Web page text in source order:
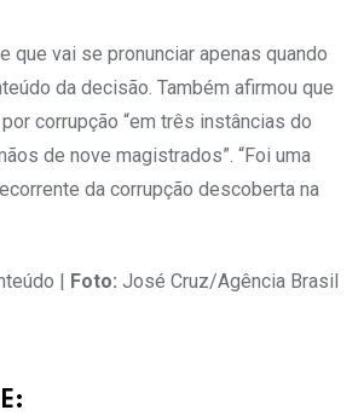
que vai se pronunciar apenas quando
da decisão. Também afirmou que
corrupção “em três instâncias do
de nove magistrados”. “Foi uma
da corrupção descoberta na
| Foto: José Cruz/Agência Brasil